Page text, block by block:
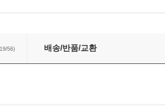
56) 배송/반품/교환